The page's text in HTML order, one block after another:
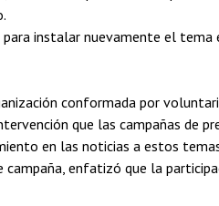
instalar nuevamente el
conformada por
que las campañas de
en las noticias a estos
enfatizó que la